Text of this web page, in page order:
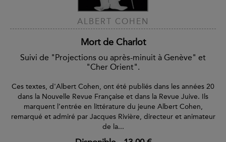
ALBERT COHEN
Mort de Charlot
Suivi de "Projections ou après-minuit à Genève" et
"Cher Orient".
Ces textes, d'Albert Cohen, ont été publiés dans les années 20
dans la Nouvelle Revue Française et dans la Revue Juive. Ils
marquent l’entrée en littérature du jeune Albert Cohen,
remarqué et admiré par Jacques Rivière, directeur et animateur
de la...